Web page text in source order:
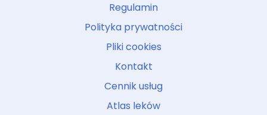
Regulamin
Polityka prywatności
Pliki cookies
Kontakt
Cennik usług
Atlas leków